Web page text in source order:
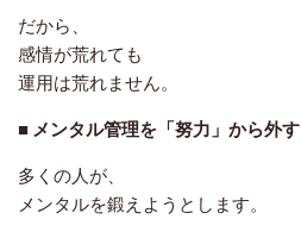
だから、
感情が荒れても
運用は荒れません。
■ メンタル管理を「努力」から外す
多くの人が、
メンタルを鍛えようとします。